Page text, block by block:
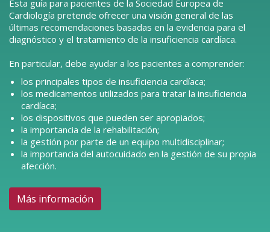
Esta guía para pacientes de la Sociedad Europea de
Cardiología pretende ofrecer una visión general de las
últimas recomendaciones basadas en la evidencia para el
diagnóstico y el tratamiento de la insuficiencia cardíaca.
En particular, debe ayudar a los pacientes a comprender:
los principales tipos de insuficiencia cardíaca;
los medicamentos utilizados para tratar la insuficiencia
cardíaca;
los dispositivos que pueden ser apropiados;
la importancia de la rehabilitación;
la gestión por parte de un equipo multidisciplinar;
la importancia del autocuidado en la gestión de su propia
afección.
Más información